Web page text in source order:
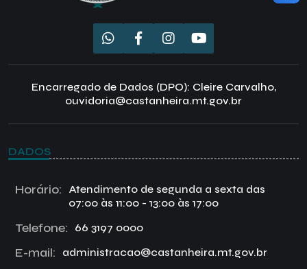
Encarregado de Dados (DPO): Cleire Carvalho,
ouvidoria@castanheira.mt.gov.br
DADOS
Horário:
Atendimento de segunda a sexta das
07:00 às 11:00 - 13:00 às 17:00
Telefone: 66 3197 0000
E-mail: administracao@castanheira.mt.gov.br